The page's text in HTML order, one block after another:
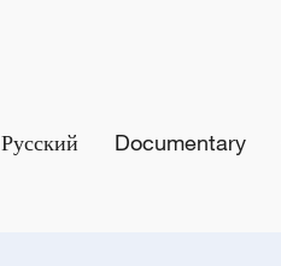
Русский Documentary